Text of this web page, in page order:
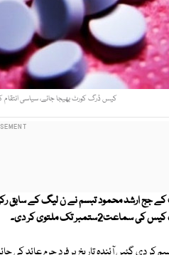
کیس ڈرگ کورٹ بھیجا جائے، سیاسی انتقام
تک ملتوی کر دی۔